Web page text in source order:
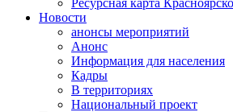
Ресурсная карта
Новости
анонсы мероприятий
Анонс
Информация для населения
Кадры
В территориях
Национальный проект